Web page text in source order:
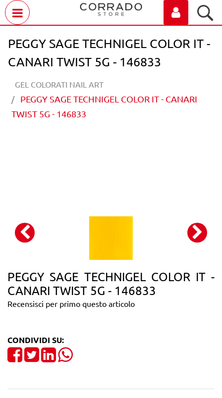
PEGGY SAGE TECHNIGEL COLOR IT -
CANARI TWIST 5G - 146833
GEL COLORATI NAIL ART
PEGGY SAGE TECHNIGEL COLOR IT - CANARI
TWIST 5G - 146833
PEGGY SAGE TECHNIGEL COLOR IT -
CANARI TWIST 5G - 146833
Recensisci per primo questo articolo
CONDIVIDI SU:
Share on Facebook
TweetShare on LinkedIn